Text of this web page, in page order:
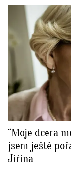
“Moje dcera
jsem ještě
Jiřina